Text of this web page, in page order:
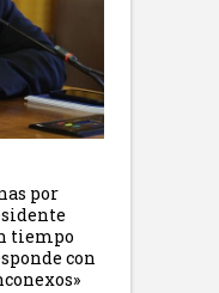
por
tiempo
con